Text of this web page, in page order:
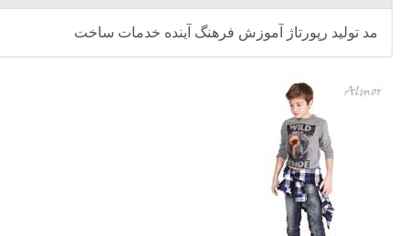
مد تولید رپورتاژ آموزش فرهنگ آینده خدمات ساخت